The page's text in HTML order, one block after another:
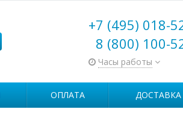
+7 (495) 018-
8 (800) 100-
Часы работы
ОПЛАТА ДОСТАВКА